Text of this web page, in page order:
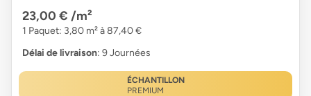
23,00 € /m²
1 Paquet: 3,80 m² à 87,40 €
Délai de livraison: 9 Journées
ÉCHANTILLON
PREMIUM